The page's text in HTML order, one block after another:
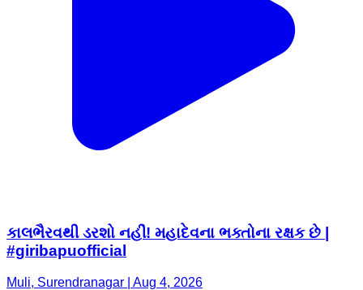
કાલભૈરવથી ડરશો નહીં! મહાદેવના ભક્તોના રક્ષક છે |
#giribapuofficial
Muli, Surendranagar | Aug 4, 2026